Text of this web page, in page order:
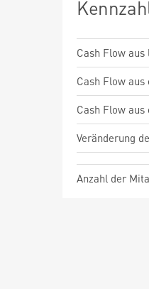
Cash Flow
Cash Flow
Cash Flow
Veränderung
Anzahl der